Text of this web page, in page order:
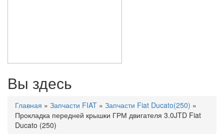
Вы здесь
Главная » Запчасти FIAT » Запчасти Fiat Ducato(250) »
Прокладка передней крышки ГРМ двигателя 3.0JTD Fiat
Ducato (250)